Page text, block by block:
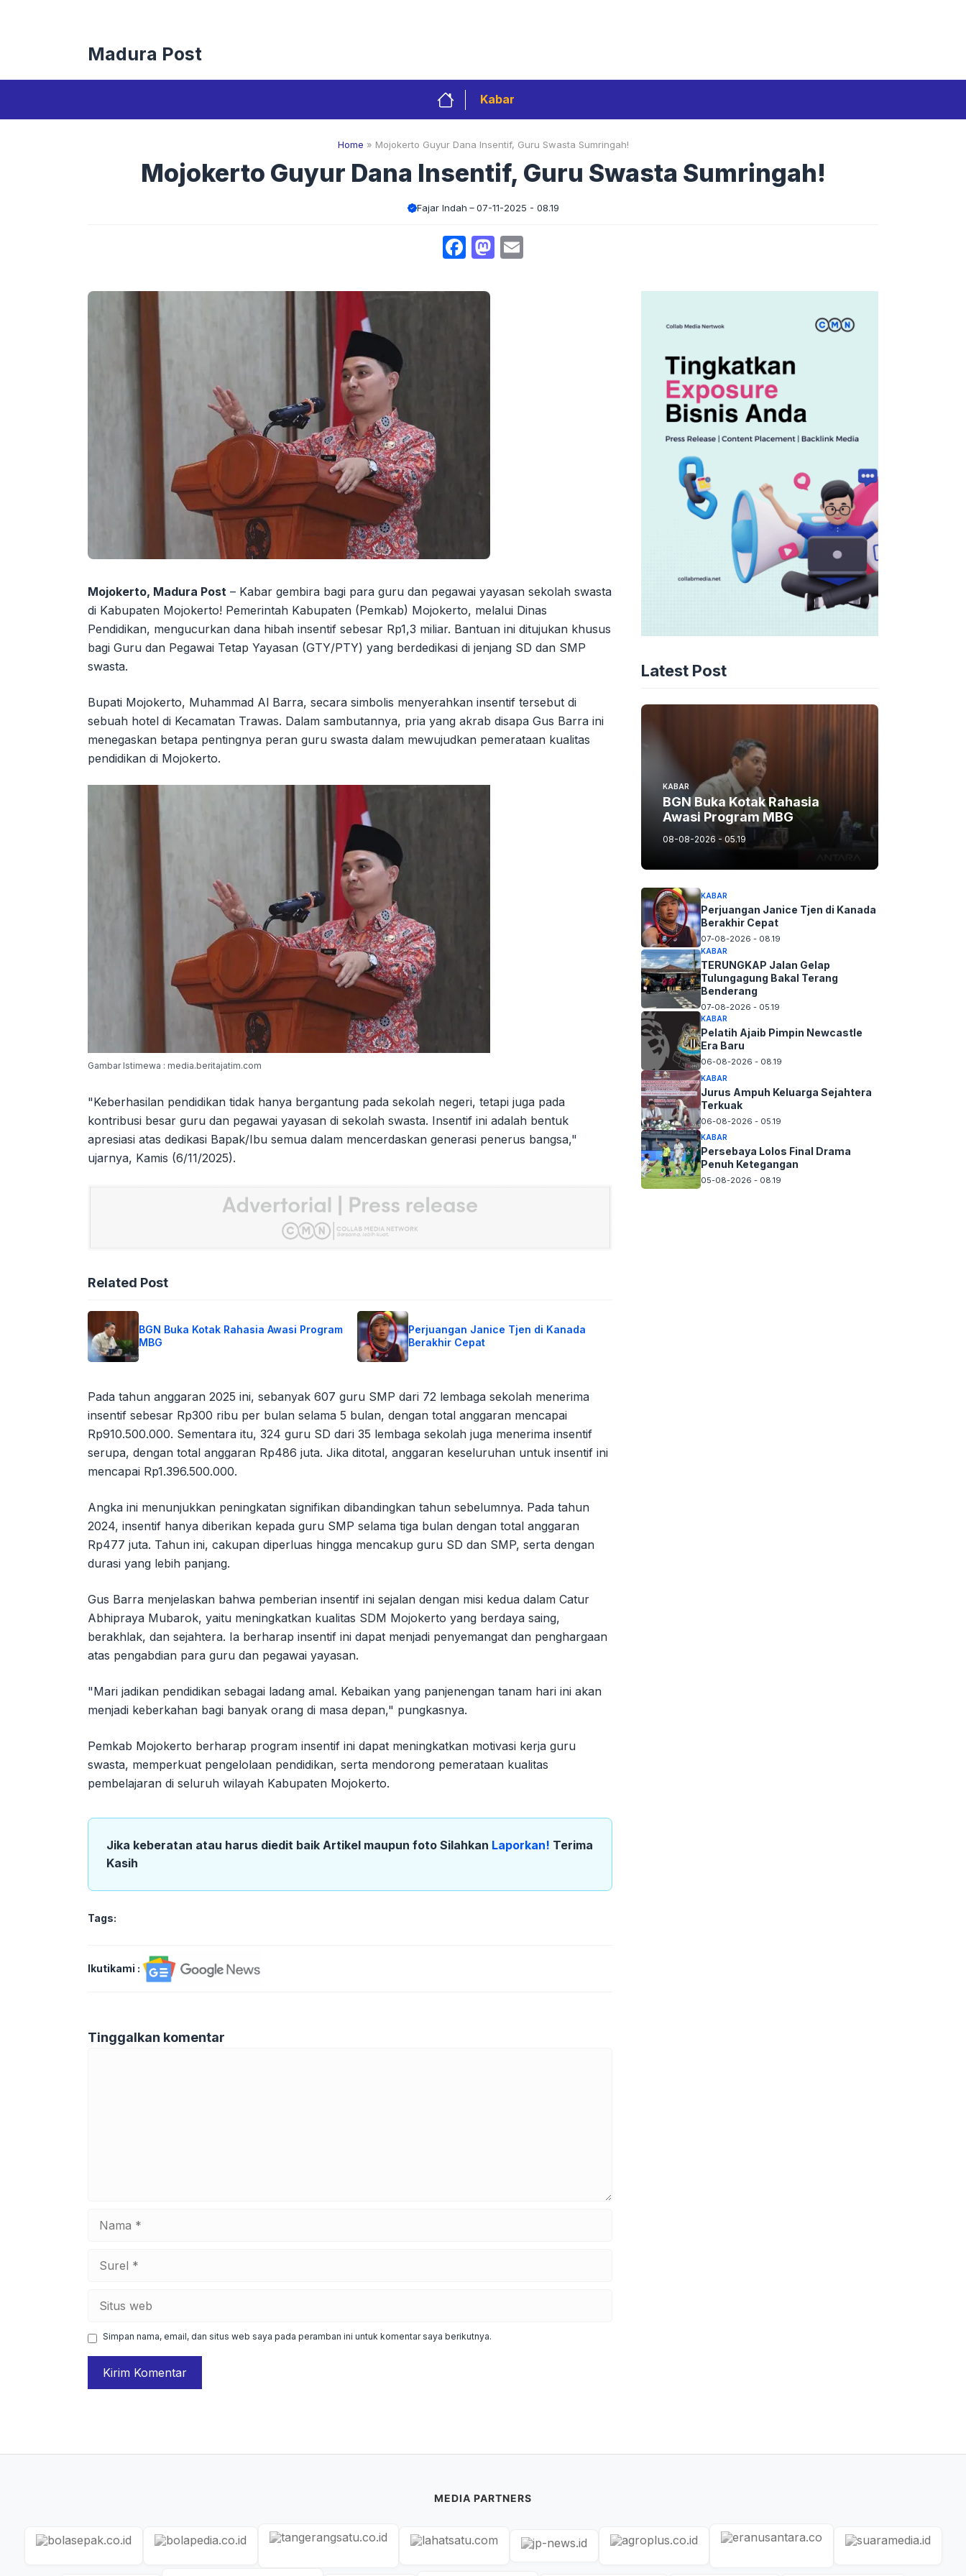
Madura Post
Kabar
Home » Mojokerto Guyur Dana Insentif, Guru Swasta Sumringah!
Mojokerto Guyur Dana Insentif, Guru Swasta Sumringah!
Fajar Indah 07-11-2025 - 08.19
Facebook
Mastodon
Mojokerto, Madura Post – Kabar gembira bagi para guru dan pegawai yayasan sekolah swasta
di Kabupaten Mojokerto! Pemerintah Kabupaten (Pemkab) Mojokerto, melalui Dinas
Pendidikan, mengucurkan dana hibah insentif sebesar Rp1,3 miliar. Bantuan ini ditujukan khusus
bagi Guru dan Pegawai Tetap Yayasan (GTY/PTY) yang berdedikasi di jenjang SD dan SMP
swasta.
Bupati Mojokerto, Muhammad Al Barra, secara simbolis menyerahkan insentif tersebut di
sebuah hotel di Kecamatan Trawas. Dalam sambutannya, pria yang akrab disapa Gus Barra ini
menegaskan betapa pentingnya peran guru swasta dalam mewujudkan pemerataan kualitas
pendidikan di Mojokerto.
Gambar Istimewa : media.beritajatim.com
"Keberhasilan pendidikan tidak hanya bergantung pada sekolah negeri, tetapi juga pada
kontribusi besar guru dan pegawai yayasan di sekolah swasta. Insentif ini adalah bentuk
apresiasi atas dedikasi Bapak/Ibu semua dalam mencerdaskan generasi penerus bangsa,"
ujarnya, Kamis (6/11/2025).
Related Post
BGN Buka Kotak Rahasia Awasi Program
MBG
Perjuangan Janice Tjen di Kanada
Berakhir Cepat
Pada tahun anggaran 2025 ini, sebanyak 607 guru SMP dari 72 lembaga sekolah menerima
insentif sebesar Rp300 ribu per bulan selama 5 bulan, dengan total anggaran mencapai
Rp910.500.000. Sementara itu, 324 guru SD dari 35 lembaga sekolah juga menerima insentif
serupa, dengan total anggaran Rp486 juta. Jika ditotal, anggaran keseluruhan untuk insentif ini
mencapai Rp1.396.500.000.
Angka ini menunjukkan peningkatan signifikan dibandingkan tahun sebelumnya. Pada tahun
2024, insentif hanya diberikan kepada guru SMP selama tiga bulan dengan total anggaran
Rp477 juta. Tahun ini, cakupan diperluas hingga mencakup guru SD dan SMP, serta dengan
durasi yang lebih panjang.
Gus Barra menjelaskan bahwa pemberian insentif ini sejalan dengan misi kedua dalam Catur
Abhipraya Mubarok, yaitu meningkatkan kualitas SDM Mojokerto yang berdaya saing,
berakhlak, dan sejahtera. Ia berharap insentif ini dapat menjadi penyemangat dan penghargaan
atas pengabdian para guru dan pegawai yayasan.
"Mari jadikan pendidikan sebagai ladang amal. Kebaikan yang panjenengan tanam hari ini akan
menjadi keberkahan bagi banyak orang di masa depan," pungkasnya.
Pemkab Mojokerto berharap program insentif ini dapat meningkatkan motivasi kerja guru
swasta, memperkuat pengelolaan pendidikan, serta mendorong pemerataan kualitas
pembelajaran di seluruh wilayah Kabupaten Mojokerto.
Jika keberatan atau harus diedit baik Artikel maupun foto Silahkan Laporkan! Terima
Kasih
Tags:
Ikutikami :
Tinggalkan komentar
Simpan nama, email, dan situs web saya pada peramban ini untuk komentar saya berikutnya.
Latest Post
KABAR
BGN Buka Kotak Rahasia
Awasi Program MBG
08-08-2026 - 05.19
KABAR
Perjuangan Janice Tjen di Kanada
Berakhir Cepat
07-08-2026 - 08.19
KABAR
TERUNGKAP Jalan Gelap
Tulungagung Bakal Terang
Benderang
07-08-2026 - 05.19
KABAR
Pelatih Ajaib Pimpin Newcastle
Era Baru
06-08-2026 - 08.19
KABAR
Jurus Ampuh Keluarga Sejahtera
Terkuak
06-08-2026 - 05.19
KABAR
Persebaya Lolos Final Drama
Penuh Ketegangan
05-08-2026 - 08.19
MEDIA PARTNERS